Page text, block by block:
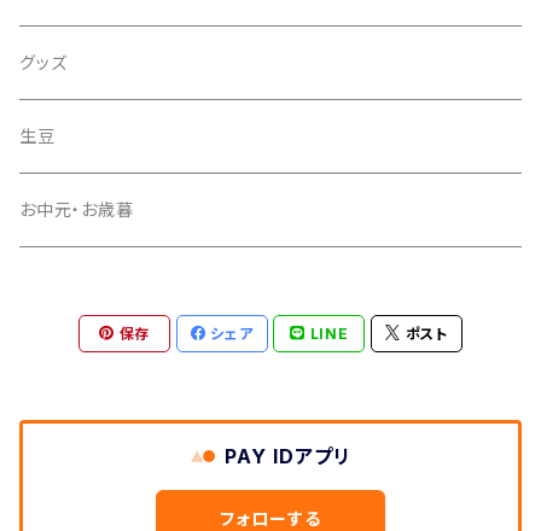
グッズ
生豆
お中元・お歳暮
保存 シェア LINE ポスト
PAY IDアプリ
フォローする